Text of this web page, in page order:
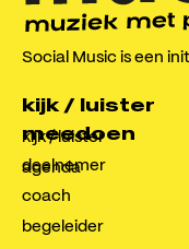
Social Music is een
meedoen
deelnemer
coach
begeleider
kijk / luister
kijk / luister
agenda